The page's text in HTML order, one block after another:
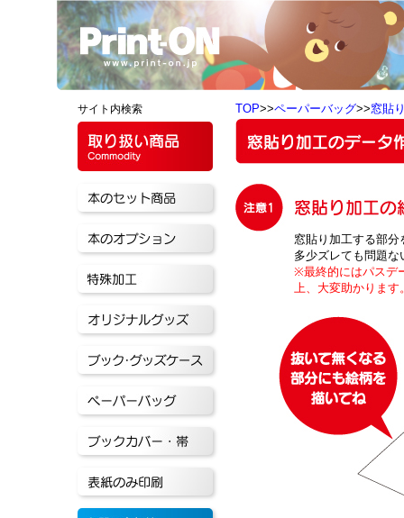
サイト内検索 TOP>>ペーパーバッグ>>窓貼
窓貼り加工する部分
多少ズレても問題
※最終的にはパスデ
上、大変助かります